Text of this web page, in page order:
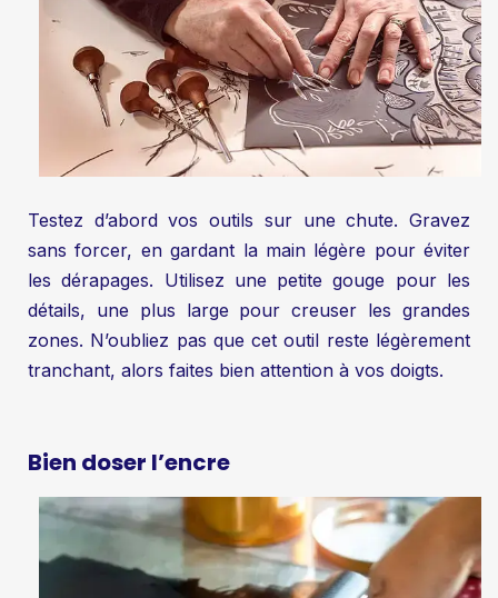
Testez d’abord vos outils sur une chute. Gravez
sans forcer, en gardant la main légère pour éviter
les dérapages. Utilisez une petite gouge pour les
détails, une plus large pour creuser les grandes
zones. N’oubliez pas que cet outil reste légèrement
tranchant, alors faites bien attention à vos doigts.
Bien doser l’encre